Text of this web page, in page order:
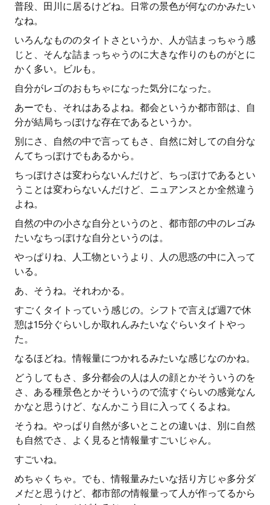
普段、田川に居るけどね。日常の景色が何なのかみたい
なね。
いろんなもののタイトさというか、人が詰まっちゃう感
じと、そんな詰まっちゃうのに大きな作りのものがとに
かく多い。ビルも。
自分がレゴのおもちゃになった気分になった。
あーでも、それはあるよね。都会というか都市部は、自
分が結局ちっぽけな存在であるというか。
別にさ、自然の中で言ってもさ、自然に対しての自分な
んてちっぽけでもあるから。
ちっぽけさは変わらないんだけど、ちっぽけであるとい
うことは変わらないんだけど、ニュアンスとか全然違う
よね。
自然の中の小さな自分というのと、都市部の中のレゴみ
たいなちっぽけな自分というのは。
やっぱりね、人工物というより、人の思惑の中に入って
いる。
あ、そうね。それわかる。
すごくタイトっていう感じの。シフトで言えば週7で休
憩は15分ぐらいしか取れんみたいなぐらいタイトやっ
た。
なるほどね。情報量につかれるみたいな感じなのかね。
どうしてもさ、多分都会の人は人の顔とかそういうのを
さ、ある種景色とかそういうので流すぐらいの感覚なん
かなと思うけど、なんかこう目に入ってくるよね。
そうね。やっぱり自然が多いとことの違いは、別に自然
も自然でさ、よく見ると情報量すごいじゃん。
すごいね。
めちゃくちゃ。でも、情報量みたいな括り方じゃ多分ダ
メだと思うけど、都市部の情報量って人が作ってるから